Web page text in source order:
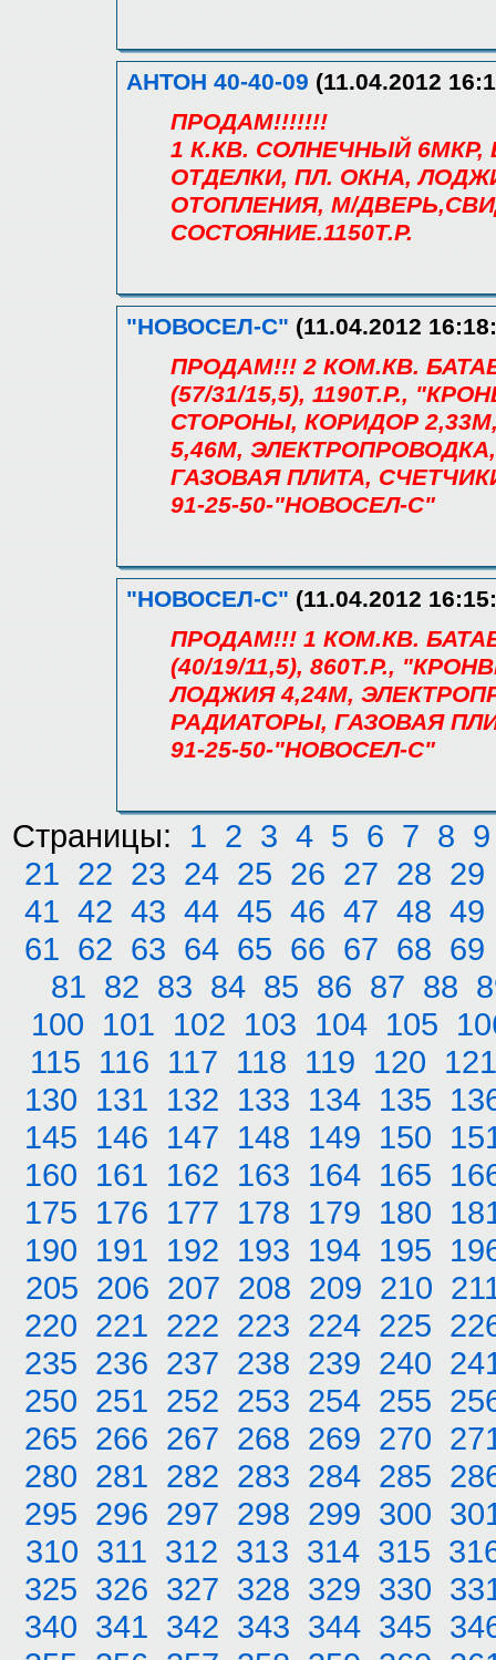
АНТОН 40-40-09 (11.04.2012
ПРОДАМ!!!!!!!
1 К.КВ. СОЛНЕЧНЫЙ 6МКР,
ОТДЕЛКИ, ПЛ. ОКНА,
ОТОПЛЕНИЯ, М/
СОСТОЯНИЕ.1150Т.Р.
"НОВОСЕЛ-С" (11.04.2012
ПРОДАМ!!! 2 КОМ.КВ.
(57/31/15,5), 1190Т.Р.,
СТОРОНЫ, КОРИДОР
5,46М,
ГАЗОВАЯ ПЛИТА,
91-25-50-"НОВОСЕЛ-С"
"НОВОСЕЛ-С" (11.04.2012
ПРОДАМ!!! 1 КОМ.КВ.
(40/19/11,5), 860Т.Р.,
ЛОДЖИЯ 4,24М,
РАДИАТОРЫ, ГАЗОВАЯ
91-25-50-"НОВОСЕЛ-С"
Страницы: 1 2 3 4 5 6 7 8 9
21 22 23 24 25 26 27 28 29
41 42 43 44 45 46 47 48 49
61 62 63 64 65 66 67 68 69
81 82 83 84 85 86 87 88
100 101 102 103 104 105
115 116 117 118 119 120 121
130 131 132 133 134 135
145 146 147 148 149 150
160 161 162 163 164 165
175 176 177 178 179 180
190 191 192 193 194 195
205 206 207 208 209 210
220 221 222 223 224 225
235 236 237 238 239 240
250 251 252 253 254 255
265 266 267 268 269 270
280 281 282 283 284 285
295 296 297 298 299 300
310 311 312 313 314 315
325 326 327 328 329 330
340 341 342 343 344 345